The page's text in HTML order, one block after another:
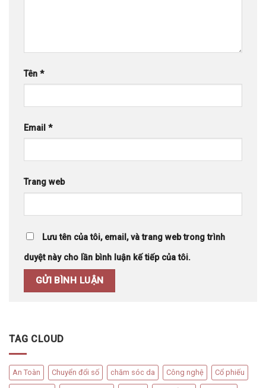
Tên *
Email *
Trang web
Lưu tên của tôi, email, và trang web trong trình
duyệt này cho lần bình luận kế tiếp của tôi.
TAG CLOUD
An Toàn Chuyển đổi số chăm sóc da Công nghệ Cổ phiếu